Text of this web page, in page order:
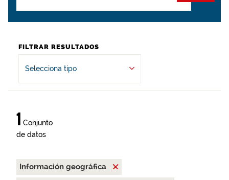
FILTRAR RESULTADOS
Selecciona tipo
1 Conjunto
de datos
Información geográfica